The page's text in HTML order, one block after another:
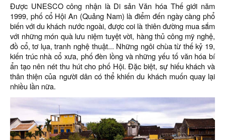
Được UNESCO công nhận là Di sản Văn hóa Thế giới năm
1999, phố cổ Hội An (Quảng Nam) là điểm đến ngày càng phổ
biến với du khách nước ngoài, được coi là thiên đường mua sắm
với những món quà lưu niệm tuyệt vời, hàng thủ công mỹ nghệ,
đồ cổ, tơ lụa, tranh nghệ thuật... Những ngôi chùa từ thế kỷ 19,
kiến trúc nhà cổ xưa, phố đèn lồng và những yếu tố văn hóa bí
ẩn tạo nên nét thu hút cho phố Hội. Đặc biệt, sự hiếu khách và
thân thiện của người dân có thể khiến du khách muốn quay lại
nhiều lần nữa.